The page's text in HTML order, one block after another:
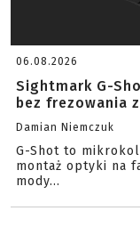
06.08.2026
Sightmark G-
bez frezowania
Damian Niemczuk
G-Shot to
montaż optyki na
mody...